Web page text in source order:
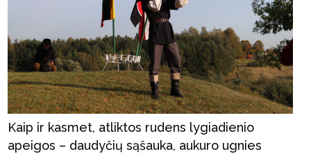
Kaip ir kasmet, atliktos rudens lygiadienio
apeigos – daudyčių sąšauka, aukuro ugnies